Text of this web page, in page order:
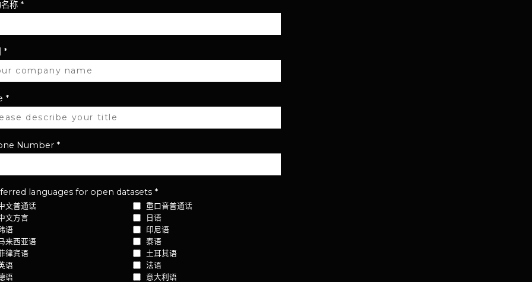
称 *
*
*
Number *
languages for open datasets *
文普通话
重口音普通话
文方言
日语
语
印尼语
来西亚语
泰语
律宾语
土耳其语
语
法语
语
意大利语